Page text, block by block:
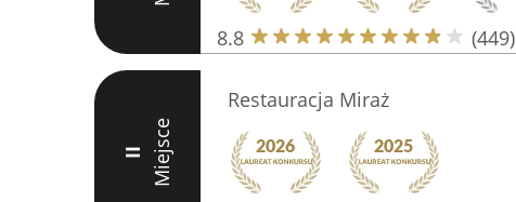
8.8 (449)
II Miejsce
Restauracja Miraż